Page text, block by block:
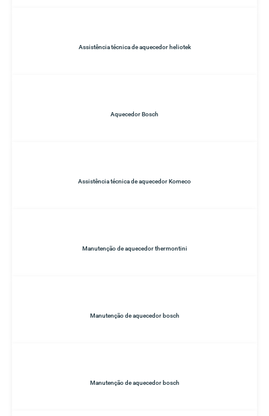
Assistência técnica de aquecedor heliotek
Aquecedor Bosch
Assistência técnica de aquecedor Komeco
Manutenção de aquecedor thermontini
Manutenção de aquecedor bosch
Manutenção de aquecedor bosch